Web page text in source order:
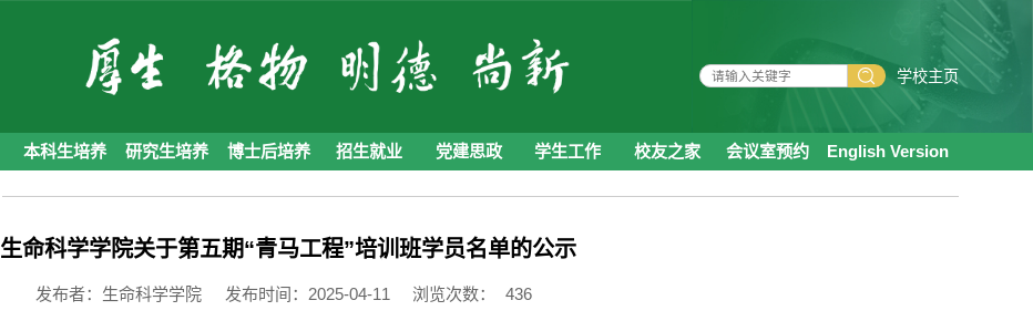
学校主页
本科生培养 研究生培养 博士后培养 招生就业 党建思政 学生工作 校友之家 会议室预约 English Version
生命科学学院关于第五期“青马工程”培训班学员名单的公示
发布者：生命科学学院 发布时间：2025-04-11 浏览次数： 436